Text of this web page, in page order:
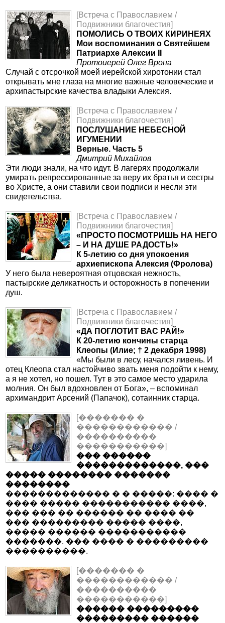
[Встреча с Православием /
Подвижники благочестия]
ПОМОЛИСЬ О ТВОИХ КИРИНЕЯХ
Мои воспоминания о Святейшем
Патриархе Алексии II
Протоиерей Олег Врона
Случай с отсрочкой моей иерейской хиротонии стал
открывать мне глаза на многие важные человеческие и
архипастырские качества владыки Алексия.
[Встреча с Православием /
Подвижники благочестия]
ПОСЛУШАНИЕ НЕБЕСНОЙ
ИГУМЕНИИ
Верные. Часть 5
Дмитрий Михайлов
Эти люди знали, на что идут. В лагерях продолжали
умирать репрессированные за веру их братья и сестры
во Христе, а они ставили свои подписи и несли эти
свидетельства.
[Встреча с Православием /
Подвижники благочестия]
«ПРОСТО ПОСМОТРИШЬ НА НЕГО
– И НА ДУШЕ РАДОСТЬ!»
К 5-летию со дня упокоения
архиепископа Алексия (Фролова)
У него была невероятная отцовская нежность,
пастырские деликатность и осторожность в попечении
душ.
[Встреча с Православием /
Подвижники благочестия]
«ДА ПОГЛОТИТ ВАС РАЙ!»
К 20-летию кончины старца
Клеопы (Илие; † 2 декабря 1998)
«Мы были в лесу, начался ливень. И
отец Клеопа стал настойчиво звать меня подойти к нему,
а я не хотел, но пошел. Тут в это самое место ударила
молния. Он был вдохновлен от Бога», – вспоминал
архимандрит Арсений (Папачок), сотаинник старца.
[������� �
������������ /
����������
�����������]
��� ������
�������������, ���
����� �������� �������
��������
������������� � � �����: ���� �
���� ����� ����������� ����,
��� ��� �� ������ �� ���� ��
��� ��������� ����� ����,
����� ������ �����������
�������. ��� ���� � ���������
����������.
[������� �
������������ /
����������
�����������]
������ ���������
��������� ������